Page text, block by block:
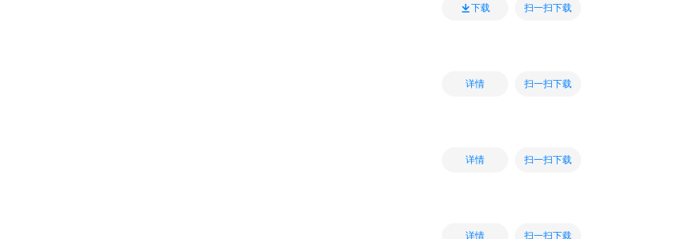
下载 扫一扫下载
详情 扫一扫下载
详情 扫一扫下载
详情 扫一扫下载